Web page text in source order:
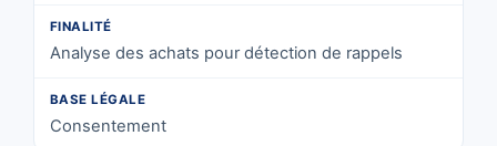
Analyse des achats pour détection de rappels
Consentement